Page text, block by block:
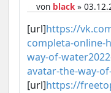
von black »
[url]https://
completa-online-
way-of-
avatar-the-way-
[url]https://